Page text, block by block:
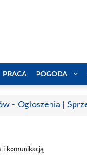
PRACA POGODA
- Ogłoszenia |
i komunikacją